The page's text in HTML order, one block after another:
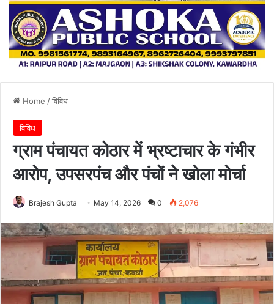
Home /विविध
विविध
ग्राम पंचायत कोठार में भ्रष्टाचार के गंभीर
आरोप, उपसरपंच और पंचों ने खोला मोर्चा
Brajesh Gupta May 14, 2026 0 2,076